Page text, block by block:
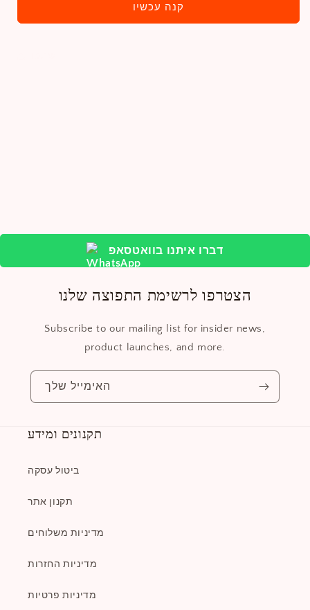
קנה עכשיו
דברו איתנו בוואטסאפ
הצטרפו לרשימת התפוצה שלנו
Subscribe to our mailing list for insider news,
product launches, and more.
האימייל שלך
תקנונים ומידע
ביטול עסקה
תקנון אתר
מדיניות משלוחים
מדיניות החזרות
מדיניות פרטיות